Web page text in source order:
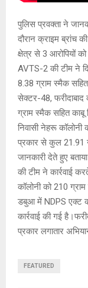
पुलिस प्रवक्ता ने
दौरान क्राइम ब्रांच
क्षेत्र से 3 आरोपियों
AVTS-2 की टीम ने
8.38 ग्राम स्मैक
सेक्टर-48, फरीदाबाद
ग्राम स्मैक सहित काबू
निवासी नेहरू कॉलोनी
प्रकार से कुल 21.91
जानकारी देते हुए
की टीम ने कार्रवाई
कॉलोनी को 210
डबुआ में NDPS एक्ट
कार्रवाई की गई
प्रकार लगातार
FEATURED